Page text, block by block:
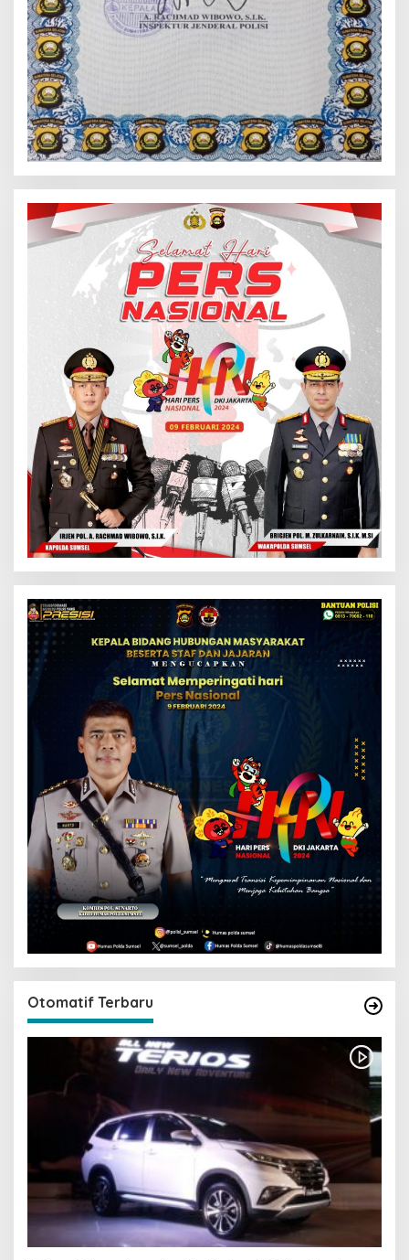
Otomatif Terbaru